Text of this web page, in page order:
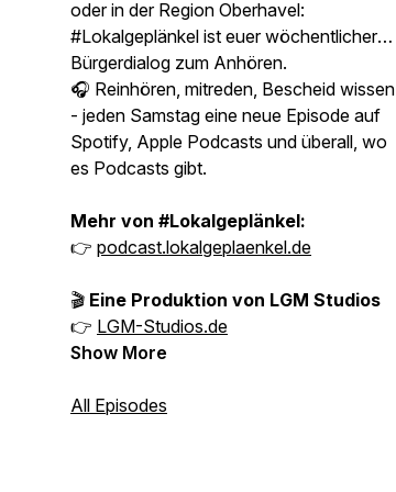
oder in der Region Oberhavel:
#Lokalgeplänkel ist euer wöchentlicher
Bürgerdialog zum Anhören.
🎧 Reinhören, mitreden, Bescheid wissen
- jeden Samstag eine neue Episode auf
Spotify, Apple Podcasts und überall, wo
es Podcasts gibt.
Mehr von #Lokalgeplänkel:
👉 podcast.lokalgeplaenkel.de
🎬 Eine Produktion von LGM Studios
👉 LGM-Studios.de
Show More
All Episodes